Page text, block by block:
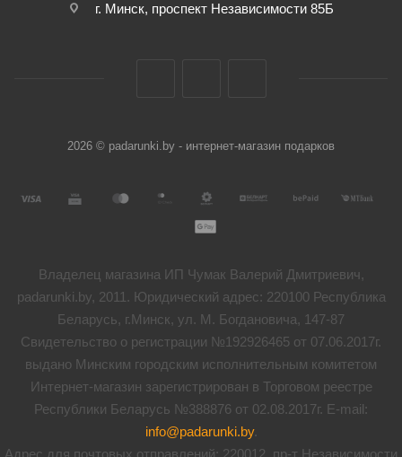
г. Минск, проспект Независимости 85Б
2026 © padarunki.by - интернет-магазин подарков
Владелец магазина ИП Чумак Валерий Дмитриевич,
padarunki.by, 2011. Юридический адрес: 220100 Республика
Беларусь, г.Минск, ул. М. Богдановича, 147-87
Свидетельство о регистрации №192926465 от 07.06.2017г.
выдано Минским городским исполнительным комитетом
Интернет-магазин зарегистрирован в Торговом реестре
Республики Беларусь №388876 от 02.08.2017г. E-mail:
info@padarunki.by.
Адрес для почтовых отправлений: 220012, пр-т Независимости